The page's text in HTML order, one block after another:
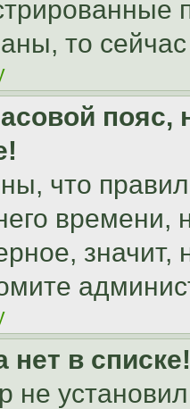
то
пояс,
что
значит,
нет в списке!
не